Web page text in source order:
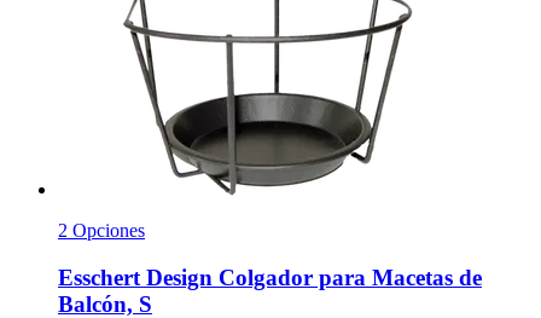
2 Opciones
Esschert Design Colgador para Macetas de
Balcón, S